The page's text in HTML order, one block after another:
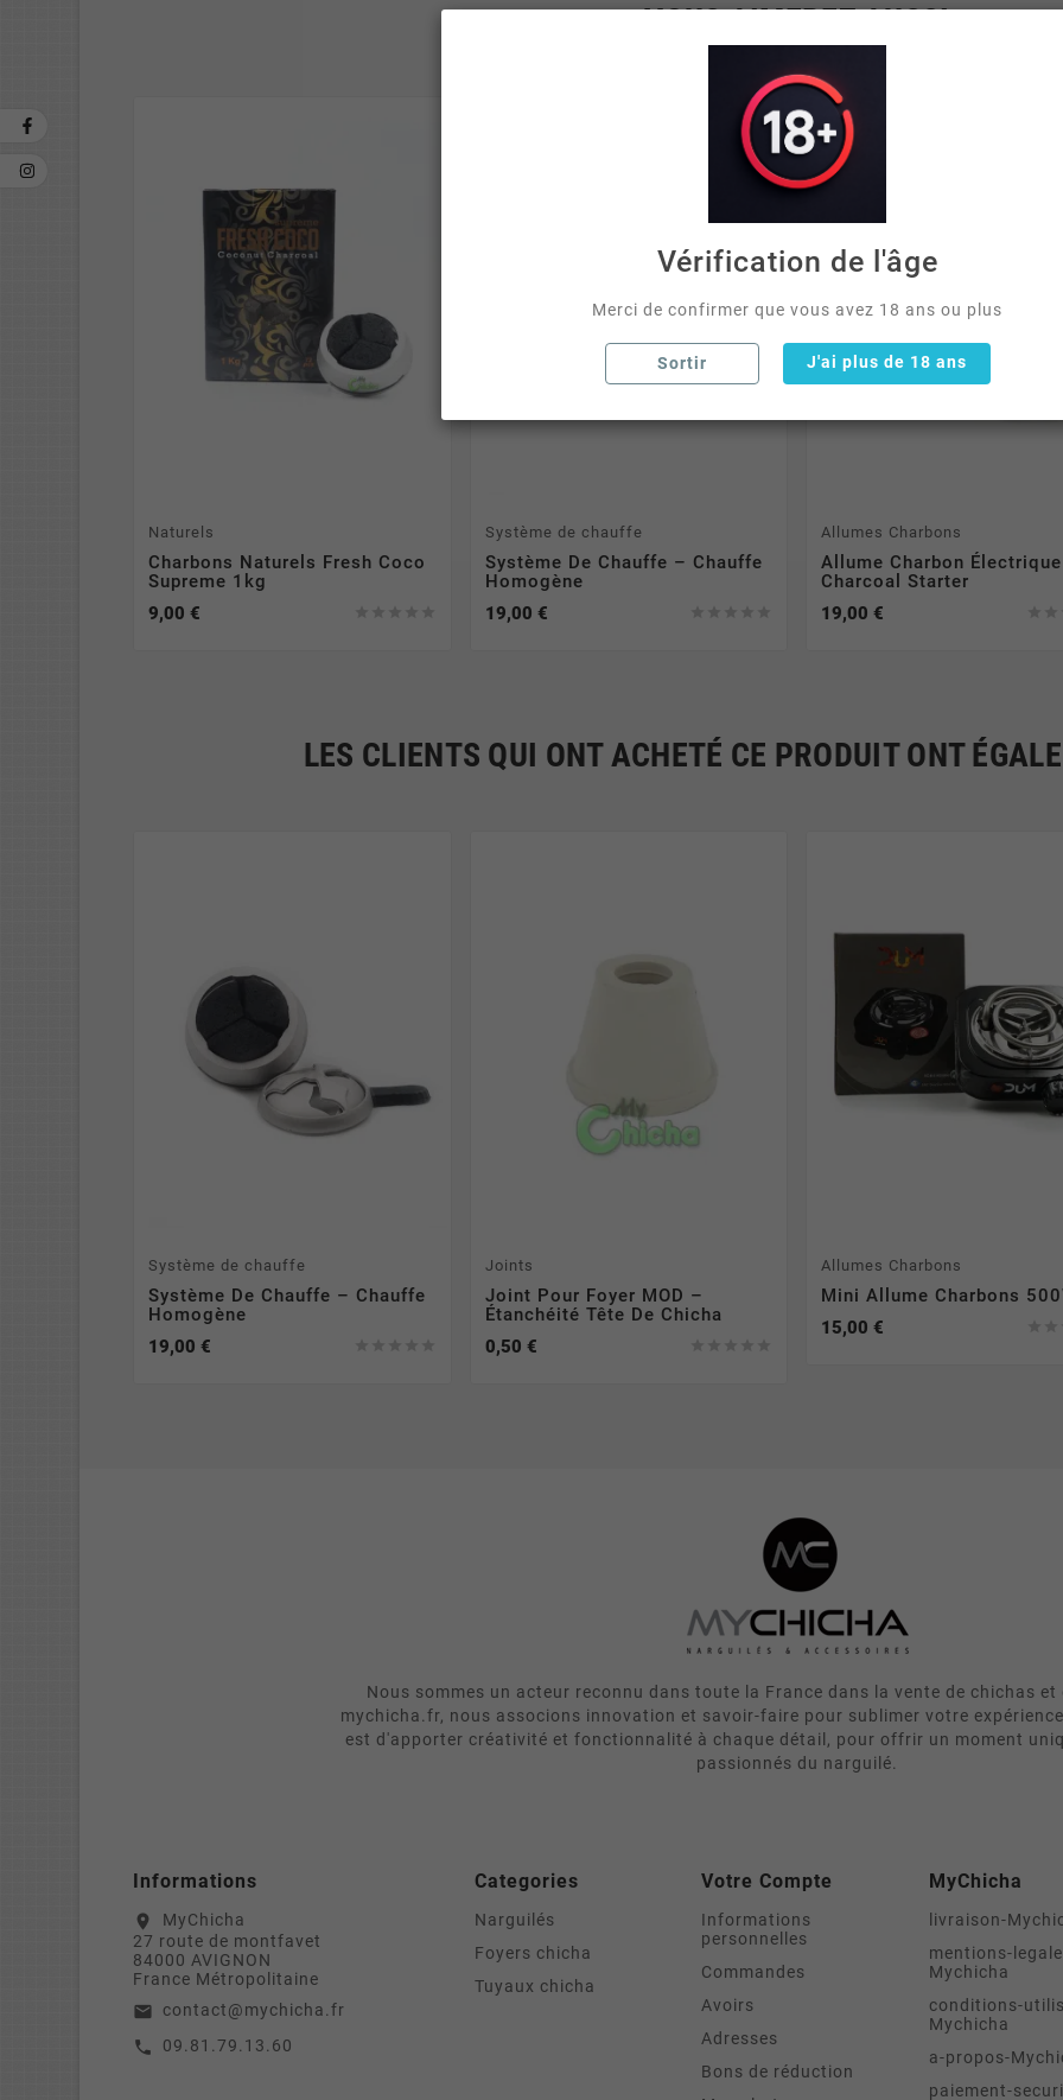
VOUS AIMEREZ AUSSI
Naturels
Charbons Naturels Fresh Coco
Supreme 1kg
9,00 €
Système de chauffe
Système De Chauffe – Chauffe
Homogène
19,00 €
Allumes Charbons
Allume Charbon Électrique
Charcoal Starter
19,00 €
LES CLIENTS QUI ONT ACHETÉ CE PRODUIT ONT
Système de chauffe
Système De Chauffe – Chauffe
Homogène
19,00 €
Joints
Joint Pour Foyer MOD –
Étanchéité Tête De Chicha
0,50 €
Allumes Charbons
Mini Allume Charbons
15,00 €
Nous sommes un acteur reconnu dans toute la France dans la vente de chichas et
mychicha.fr, nous associons innovation et savoir-faire pour sublimer votre
est d'apporter créativité et fonctionnalité à chaque détail, pour offrir un moment
passionnés du narguilé.
Informations
location_on
MyChicha
27 route de montfavet
84000 AVIGNON
France Métropolitaine
email contact@mychicha.fr
call 09.81.79.13.60
Categories
Narguilés
Foyers chicha
Tuyaux chicha
Votre Compte
Informations
personnelles
Commandes
Avoirs
Adresses
Bons de réduction
MyChicha
livraison-
mentions-
Mychicha
conditions-
Mychicha
a-propos-
paiement-
Vérification de l'âge
Merci de confirmer que vous avez 18 ans ou plus
Sortir J'ai plus de 18 ans